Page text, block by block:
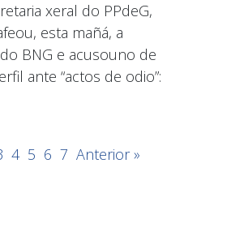
xeral do PPdeG,
esta mañá, a
BNG e acusouno de
ante “actos de odio”:
4 5 6 7 Anterior »